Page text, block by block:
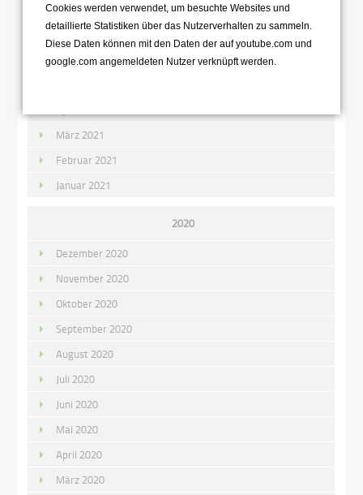
August 2021
Juli 2021
Juni 2021
März 2021
Februar 2021
Januar 2021
2020
Dezember 2020
November 2020
Oktober 2020
September 2020
August 2020
Juli 2020
Juni 2020
Mai 2020
April 2020
März 2020
Cookies werden verwendet, um besuchte Websites und
detaillierte Statistiken über das Nutzerverhalten zu sammeln.
Diese Daten können mit den Daten der auf youtube.com und
google.com angemeldeten Nutzer verknüpft werden.